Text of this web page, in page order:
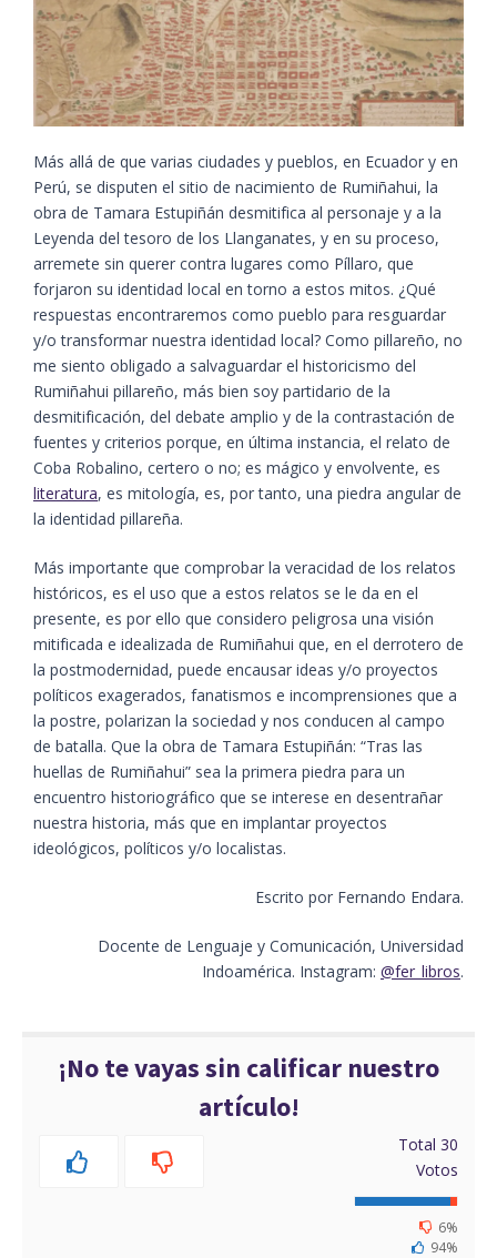
Más allá de que varias ciudades y pueblos, en Ecuador y en
Perú, se disputen el sitio de nacimiento de Rumiñahui, la
obra de Tamara Estupiñán desmitifica al personaje y a la
Leyenda del tesoro de los Llanganates, y en su proceso,
arremete sin querer contra lugares como Píllaro, que
forjaron su identidad local en torno a estos mitos. ¿Qué
respuestas encontraremos como pueblo para resguardar
y/o transformar nuestra identidad local? Como pillareño, no
me siento obligado a salvaguardar el historicismo del
Rumiñahui pillareño, más bien soy partidario de la
desmitificación, del debate amplio y de la contrastación de
fuentes y criterios porque, en última instancia, el relato de
Coba Robalino, certero o no; es mágico y envolvente, es
literatura, es mitología, es, por tanto, una piedra angular de
la identidad pillareña.
Más importante que comprobar la veracidad de los relatos
históricos, es el uso que a estos relatos se le da en el
presente, es por ello que considero peligrosa una visión
mitificada e idealizada de Rumiñahui que, en el derrotero de
la postmodernidad, puede encausar ideas y/o proyectos
políticos exagerados, fanatismos e incomprensiones que a
la postre, polarizan la sociedad y nos conducen al campo
de batalla. Que la obra de Tamara Estupiñán: “Tras las
huellas de Rumiñahui” sea la primera piedra para un
encuentro historiográfico que se interese en desentrañar
nuestra historia, más que en implantar proyectos
ideológicos, políticos y/o localistas.
Escrito por Fernando Endara.
Docente de Lenguaje y Comunicación, Universidad
Indoamérica. Instagram: @fer_libros.
¡No te vayas sin calificar nuestro
artículo!
Total 30
Votos
6%
94%